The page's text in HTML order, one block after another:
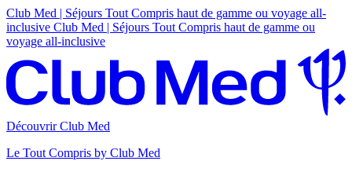
Club Med | Séjours Tout Compris haut de gamme ou voyage all-
inclusive Club Med | Séjours Tout Compris haut de gamme ou
voyage all-inclusive
Découvrir Club Med
Le Tout Compris by Club Med